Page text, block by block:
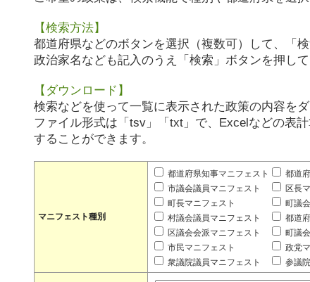
【検索方法】
都道府県などのボタンを選択（複数可）して、「
政治家名なども記入のうえ「検索」ボタンを押して
【ダウンロード】
検索などを使って一覧に表示された政策の内容をダ
ファイル形式は「tsv」「txt」で、Excelなどの表
することができます。
マニフェスト種別
都道府県知事マニフェスト 都道
市議会議員マニフェスト
区長
町長マニフェスト
町議
村議会議員マニフェスト
都道
区議会会派マニフェスト
町議
市民マニフェスト
政党
衆議院議員マニフェスト
参議